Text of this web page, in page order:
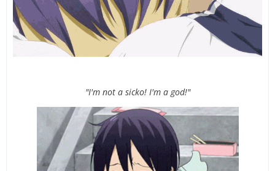
"I'm not a sicko! I'm a god!"